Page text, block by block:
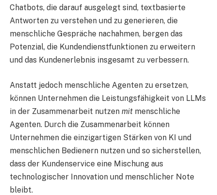
Chatbots, die darauf ausgelegt sind, textbasierte
Antworten zu verstehen und zu generieren, die
menschliche Gespräche nachahmen, bergen das
Potenzial, die Kundendienstfunktionen zu erweitern
und das Kundenerlebnis insgesamt zu verbessern.
Anstatt jedoch menschliche Agenten zu ersetzen,
können Unternehmen die Leistungsfähigkeit von LLMs
in der Zusammenarbeit nutzen mit menschliche
Agenten. Durch die Zusammenarbeit können
Unternehmen die einzigartigen Stärken von KI und
menschlichen Bedienern nutzen und so sicherstellen,
dass der Kundenservice eine Mischung aus
technologischer Innovation und menschlicher Note
bleibt.